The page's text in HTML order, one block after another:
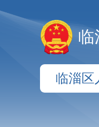
临
临淄区